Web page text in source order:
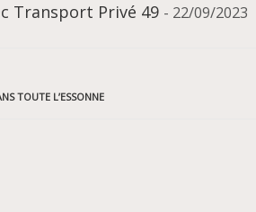
Transport Privé 49 - 22/09/2023
TOUTE L’ESSONNE